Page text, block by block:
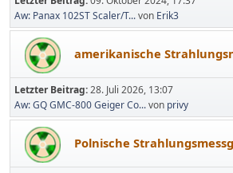
Aw: Panax 102ST Scaler/T...von Erik3
amerikanische
Letzter Beitrag:28. Juli 2026, 13:07
Aw: GQ GMC-800 Geiger Co...von privy
Polnische